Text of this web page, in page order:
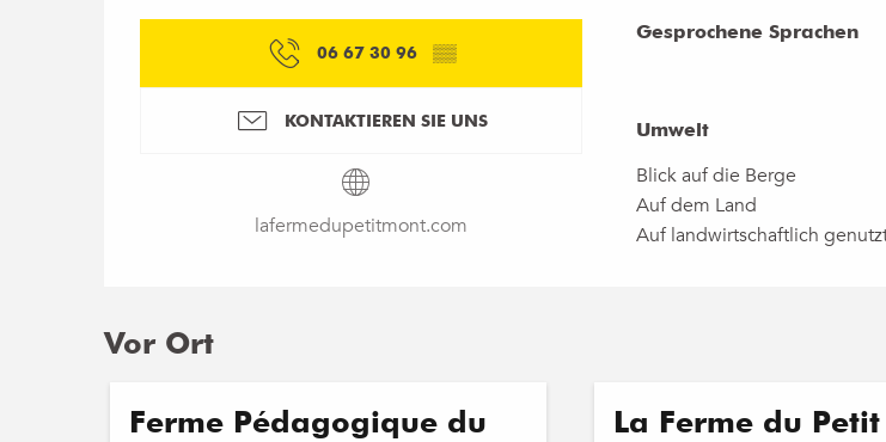
06 67 30 96 ▒▒
KONTAKTIEREN SIE UNS
lafermedupetitmont.com
Gesprochene Sprachen
Gesprochene Sprachen
Umwelt
Umwelt
Blick auf die Berge
Auf dem Land
Auf landwirtschaftlich
Vor Ort
Ferme Pédagogique du
La Ferme du